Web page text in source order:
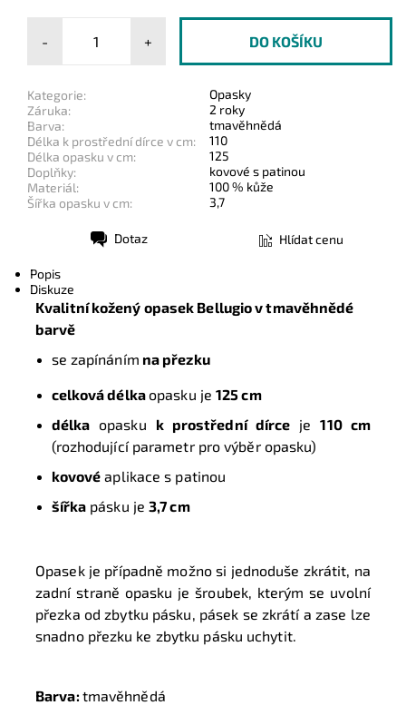
- +
Kategorie:
Opasky
Záruka:
2 roky
Barva:
tmavěhnědá
Délka k prostřední dírce v cm:
110
Délka opasku v cm:
125
Doplňky:
kovové s patinou
Materiál:
100 % kůže
Šířka opasku v cm:
3,7
Dotaz Hlídat cenu
Popis
Diskuze
Kvalitní kožený opasek Bellugiov tmavěhnědé
barvě
se zapínáním na přezku
celková délkaopasku je 125 cm
délka opasku k prostřední dírce je110 cm
(rozhodující parametr pro výběr opasku)
kovové aplikace s patinou
šířka pásku je3,7 cm
Opasek je případně možno si jednoduše zkrátit, na
zadní straně opasku je šroubek, kterým se uvolní
přezka od zbytku pásku, pásek se zkrátí a zase lze
snadno přezku ke zbytku pásku uchytit.
Barva:tmavěhnědá